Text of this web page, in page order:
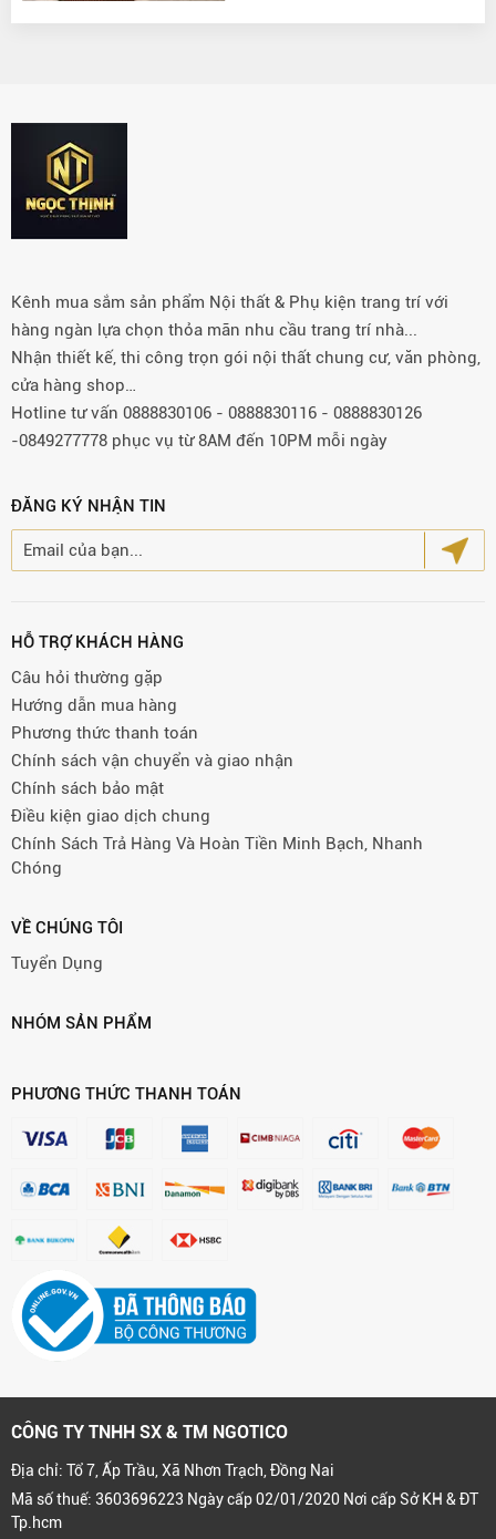
Kênh mua sắm sản phẩm Nội thất & Phụ kiện trang trí với
hàng ngàn lựa chọn thỏa mãn nhu cầu trang trí nhà...
Nhận thiết kế, thi công trọn gói nội thất chung cư, văn phòng,
cửa hàng shop…
Hotline tư vấn 0888830106 - 0888830116 - 0888830126
-0849277778 phục vụ từ 8AM đến 10PM mỗi ngày
ĐĂNG KÝ NHẬN TIN
HỖ TRỢ KHÁCH HÀNG
Câu hỏi thường gặp
Hướng dẫn mua hàng
Phương thức thanh toán
Chính sách vận chuyển và giao nhận
Chính sách bảo mật
Điều kiện giao dịch chung
Chính Sách Trả Hàng Và Hoàn Tiền Minh Bạch, Nhanh
Chóng
VỀ CHÚNG TÔI
Tuyển Dụng
NHÓM SẢN PHẨM
PHƯƠNG THỨC THANH TOÁN
CÔNG TY TNHH SX & TM NGOTICO
Địa chỉ: Tổ 7, Ấp Trầu, Xã Nhơn Trạch, Đồng Nai
Mã số thuế: 3603696223 Ngày cấp 02/01/2020 Nơi cấp Sở KH & ĐT
Tp.hcm